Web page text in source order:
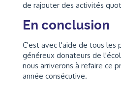
de rajouter des activités
En conclusion
C'est avec l'aide de tous les
généreux donateurs de
nous arriverons à refaire ce
année consécutive.